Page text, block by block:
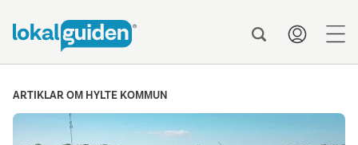
ARTIKLAR OM HYLTE KOMMUN